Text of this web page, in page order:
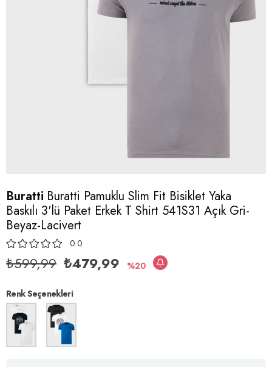
Buratti Buratti Pamuklu Slim Fit Bisiklet Yaka
Baskılı 3'lü Paket Erkek T Shirt 541S31 Açık Gri-
Beyaz-Lacivert
0.0
₺599,99 ₺479,99 20
Renk Seçenekleri